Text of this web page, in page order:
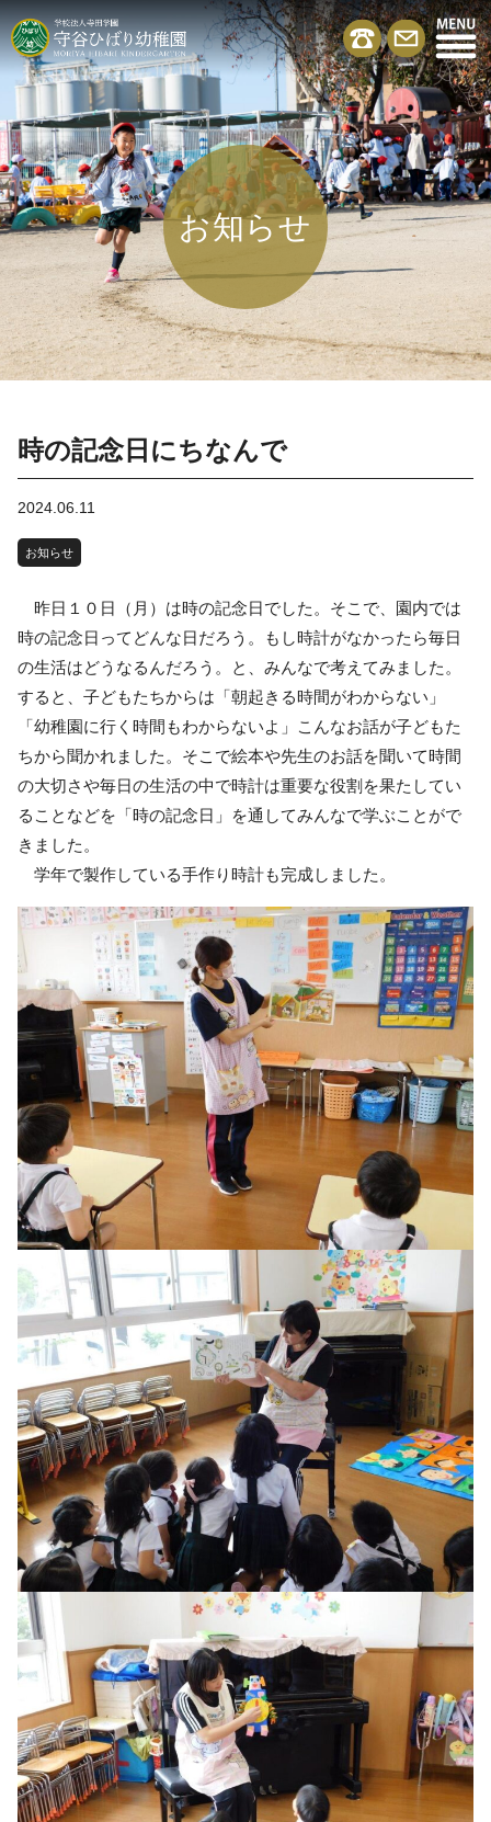
お知らせ
時の記念日にちなんで
2024.06.11
お知らせ
昨日１０日（月）は時の記念日でした。そこで、園内では
時の記念日ってどんな日だろう。もし時計がなかったら毎日
の生活はどうなるんだろう。と、みんなで考えてみました。
すると、子どもたちからは「朝起きる時間がわからない」
「幼稚園に行く時間もわからないよ」こんなお話が子どもた
ちから聞かれました。そこで絵本や先生のお話を聞いて時間
の大切さや毎日の生活の中で時計は重要な役割を果たしてい
ることなどを「時の記念日」を通してみんなで学ぶことがで
きました。
学年で製作している手作り時計も完成しました。